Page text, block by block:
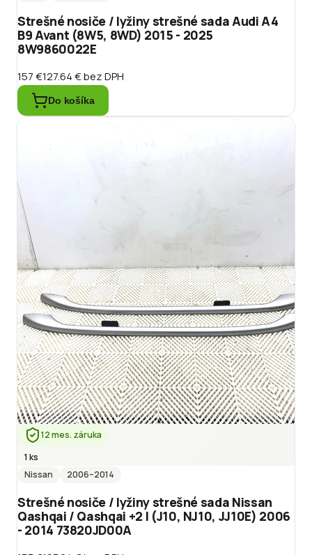
Strešné nosiče / lyžiny strešné sada Audi A4
B9 Avant (8W5, 8WD) 2015 - 2025
8W9860022E
157 €127.64 €bez DPH
Do košíka
12 mes. záruka
1 ks
Nissan
2006–2014
Strešné nosiče / lyžiny strešné sada Nissan
Qashqai / Qashqai +2 I (J10, NJ10, JJ10E) 2006
- 2014 73820JD00A